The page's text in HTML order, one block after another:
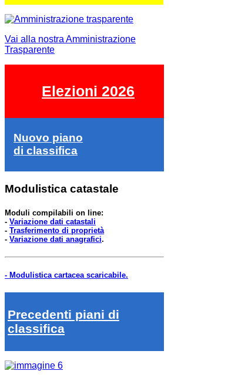
Vai alla nostra Amministrazione
Trasparente
Elezioni 2026
Nuovo piano
di classifica
Modulistica catastale
Moduli compilabili on line:
- Variazione dati catastali
- Trasferimento di proprietà
- Variazione dati anagrafici.
- Modulistica cartacea scaricabile.
Precedenti piani di
classifica